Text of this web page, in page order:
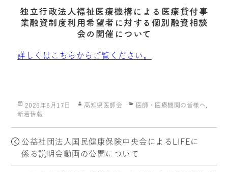
独立行政法人福祉医療機構による医療貸付事
業融資制度利用希望者に対する個別融資相談
会の開催について
詳しくはこちらからご覧ください。
Posted
on
2026年6月17日 Author
高知県医師会 Categories
医師・医療機関の皆様へ
新着情報
公益社団法人国民健康保険中央会によるLIFEに
係る説明会動画の公開について
医師・医療機関の皆様へ
会員専用ページ